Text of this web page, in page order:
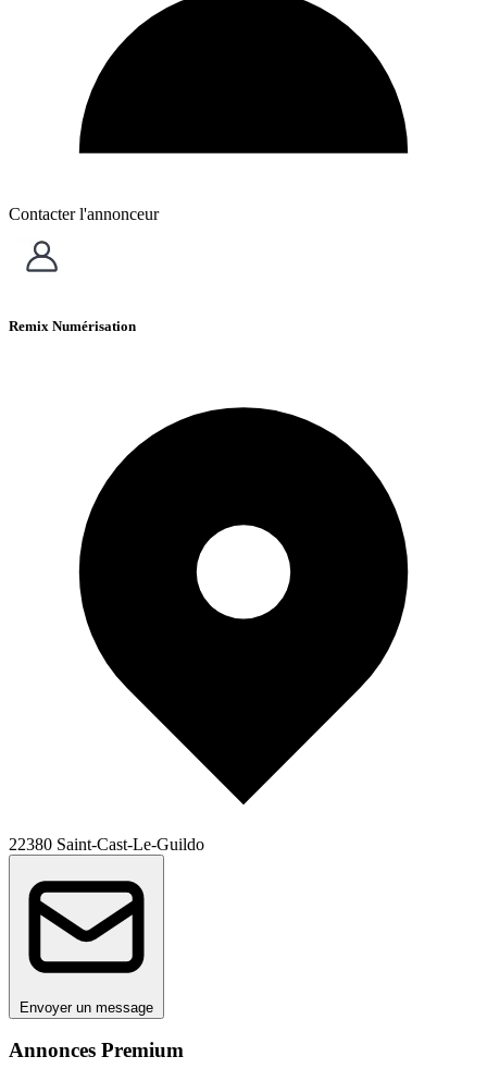
Annonces Premium
Contacter l'annonceur
Remix Numérisation
22380 Saint-Cast-Le-Guildo
Envoyer un message